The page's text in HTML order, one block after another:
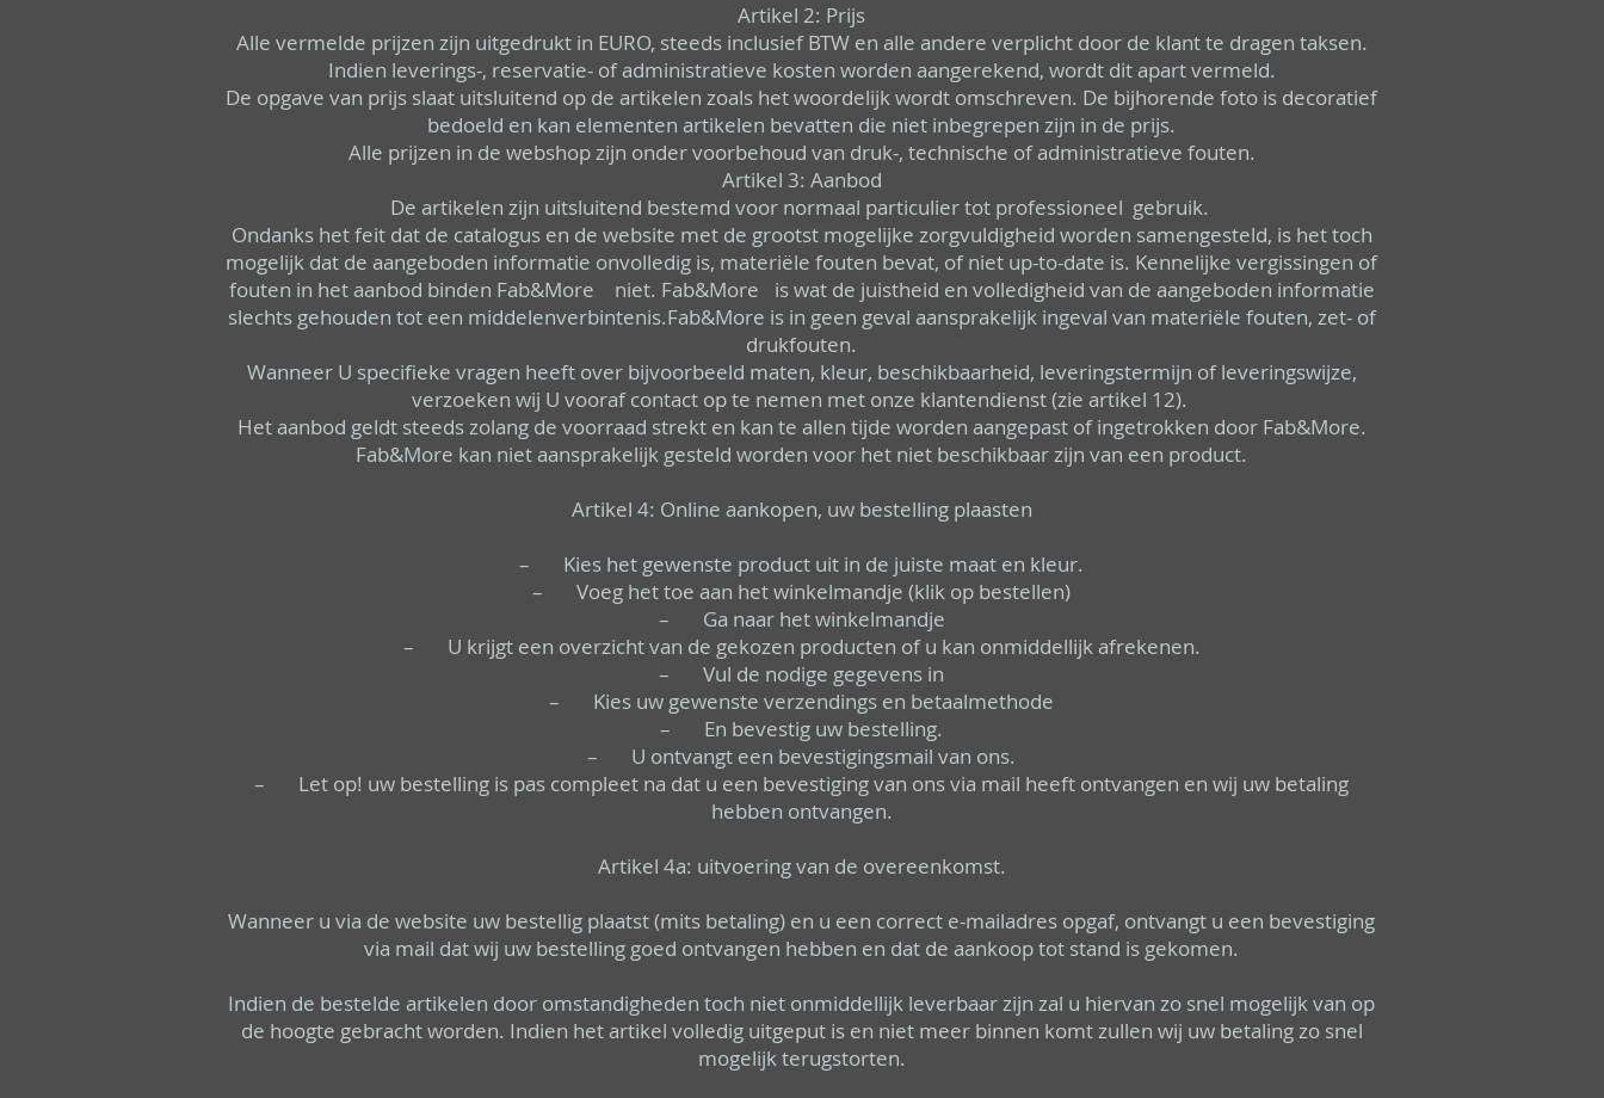
Artikel 2: Prijs
Alle vermelde prijzen zijn uitgedrukt in EURO, steeds inclusief BTW en alle andere verplicht door de klant te dragen taksen.
Indien leverings-, reservatie- of administratieve kosten worden aangerekend, wordt dit apart vermeld.
De opgave van prijs slaat uitsluitend op de artikelen zoals het woordelijk wordt omschreven. De bijhorende foto is decoratief
bedoeld en kan elementen artikelen bevatten die niet inbegrepen zijn in de prijs.
Alle prijzen in de webshop zijn onder voorbehoud van druk-, technische of administratieve fouten.
Artikel 3: Aanbod
De artikelen zijn uitsluitend bestemd voor normaal particulier tot professioneel gebruik.
Ondanks het feit dat de catalogus en de website met de grootst mogelijke zorgvuldigheid worden samengesteld, is het toch
mogelijk dat de aangeboden informatie onvolledig is, materiële fouten bevat, of niet up-to-date is. Kennelijke vergissingen of
fouten in het aanbod binden Fab&More niet. Fab&More is wat de juistheid en volledigheid van de aangeboden informatie
slechts gehouden tot een middelenverbintenis.Fab&More is in geen geval aansprakelijk ingeval van materiële fouten, zet- of
drukfouten.
Wanneer U specifieke vragen heeft over bijvoorbeeld maten, kleur, beschikbaarheid, leveringstermijn of leveringswijze,
verzoeken wij U vooraf contact op te nemen met onze klantendienst (zie artikel 12).
Het aanbod geldt steeds zolang de voorraad strekt en kan te allen tijde worden aangepast of ingetrokken door Fab&More.
Fab&More kan niet aansprakelijk gesteld worden voor het niet beschikbaar zijn van een product.
Artikel 4: Online aankopen, uw bestelling plaasten
– Kies het gewenste product uit in de juiste maat en kleur.
– Voeg het toe aan het winkelmandje (klik op bestellen)
– Ga naar het winkelmandje
– U krijgt een overzicht van de gekozen producten of u kan onmiddellijk afrekenen.
– Vul de nodige gegevens in
– Kies uw gewenste verzendings en betaalmethode
– En bevestig uw bestelling.
– U ontvangt een bevestigingsmail van ons.
– Let op! uw bestelling is pas compleet na dat u een bevestiging van ons via mail heeft ontvangen en wij uw betaling
hebben ontvangen.
Artikel 4a: uitvoering van de overeenkomst.
Wanneer u via de website uw bestellig plaatst (mits betaling) en u een correct e-mailadres opgaf, ontvangt u een bevestiging
via mail dat wij uw bestelling goed ontvangen hebben en dat de aankoop tot stand is gekomen.
Indien de bestelde artikelen door omstandigheden toch niet onmiddellijk leverbaar zijn zal u hiervan zo snel mogelijk van op
de hoogte gebracht worden. Indien het artikel volledig uitgeput is en niet meer binnen komt zullen wij uw betaling zo snel
mogelijk terugstorten.